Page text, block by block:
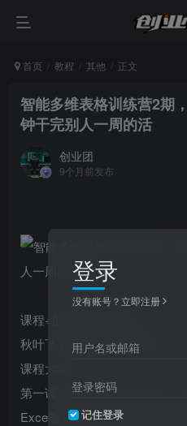
首页 教程 其他 正文
智能多维表格训练营2期
钟干完别人一周的活
创业团
9个月前发布
课程+配套资料完整版
秋叶飞书多维表格自动化训练营
课程大纲
第一课：AI自动化办公时代，
Excel数据处理繁琐？用3步操
登录
没有账号？立即注册
用户名或邮箱
登录密码
记住登录